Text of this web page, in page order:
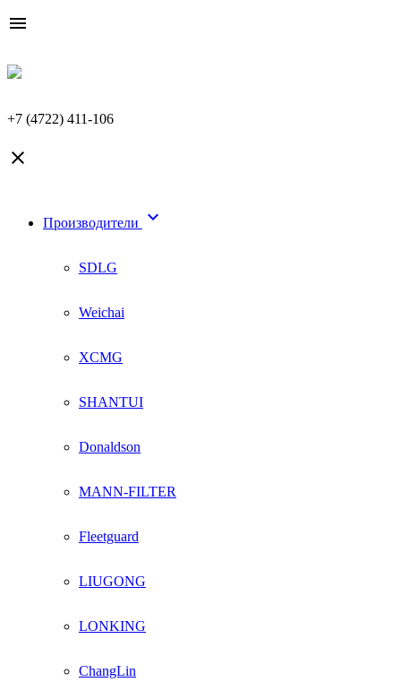

+7 (4722) 411-106

Производители 
SDLG
Weichai
XCMG
SHANTUI
Donaldson
MANN-FILTER
Fleetguard
LIUGONG
LONKING
ChangLin